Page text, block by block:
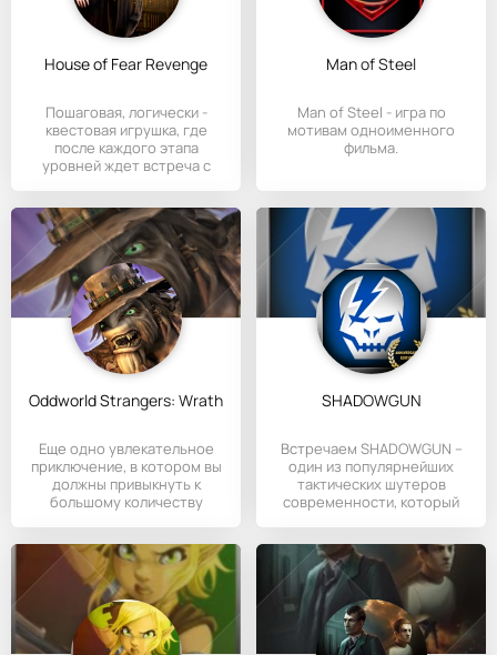
House of Fear Revenge
Пошаговая, логически -
квестовая игрушка, где
после каждого этапа
уровней ждет встреча с
Man of Steel
Man of Steel - игра по
мотивам одноименного
фильма.
Oddworld Strangers: Wrath
Еще одно увлекательное
приключение, в котором вы
должны привыкнуть к
большому количеству
SHADOWGUN
Встречаем SHADOWGUN –
один из популярнейших
тактических шутеров
современности, который